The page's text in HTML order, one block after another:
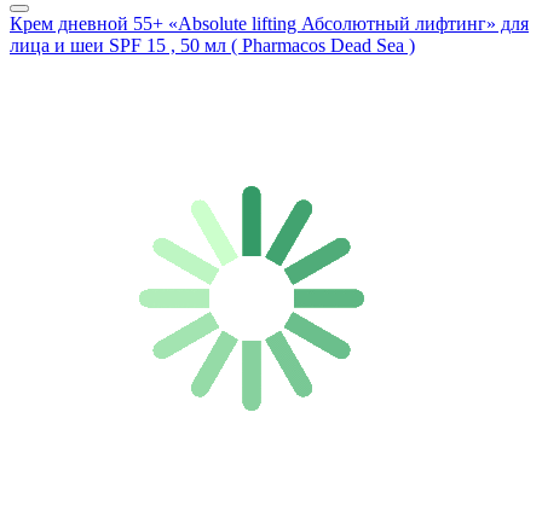
Крем дневной 55+ «Аbsolute lifting Абсолютный лифтинг» для
лица и шеи SPF 15 , 50 мл ( Pharmacos Dead Sea )